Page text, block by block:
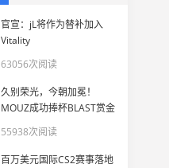
官宣：jL将作为替补加入
Vitality
63056次阅读
久别荣光，今朝加冕！
MOUZ成功捧杯BLAST赏金
赛S2 2026
55938次阅读
百万美元国际CS2赛事落地